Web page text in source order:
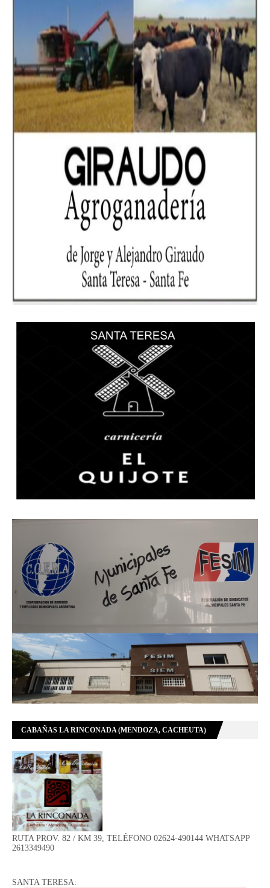
CABAÑAS LA RINCONADA (MENDOZA, CACHEUTA)
RUTA PROV. 82 / KM 39, TELÉFONO 02624-490144 WHATSAPP
2613349490
SANTA TERESA: